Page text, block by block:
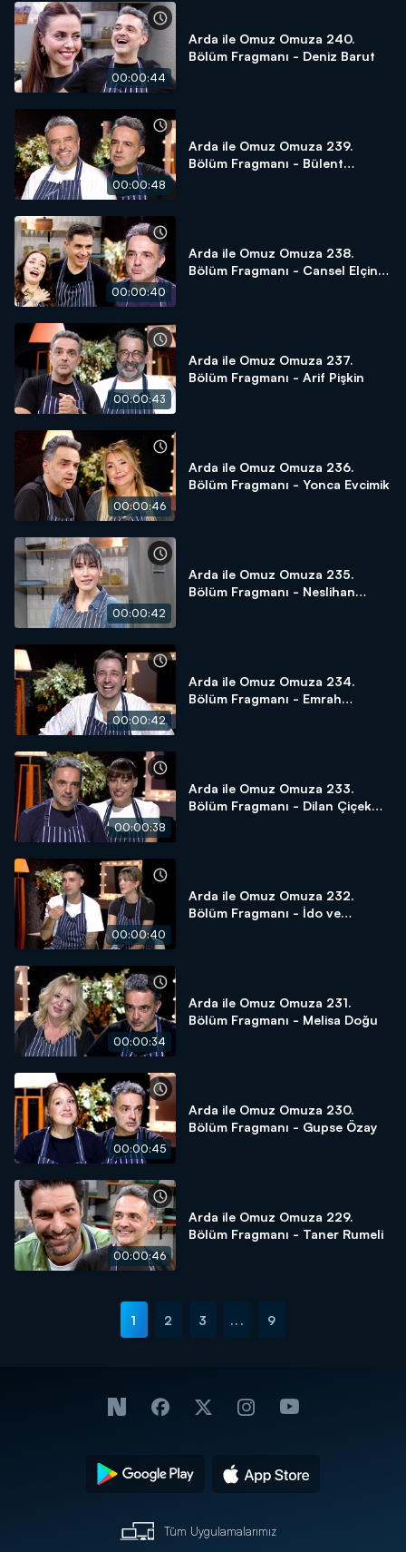
00:00:44
Arda ile Omuz Omuza 240.
Bölüm Fragmanı - Deniz Barut
00:00:48
Arda ile Omuz Omuza 239.
Bölüm Fragmanı - Bülent
00:00:40
Arda ile Omuz Omuza 238.
Bölüm Fragmanı - Cansel Elçin
00:00:43
Arda ile Omuz Omuza 237.
Bölüm Fragmanı - Arif Pişkin
00:00:46
Arda ile Omuz Omuza 236.
Bölüm Fragmanı - Yonca Evcimik
00:00:42
Arda ile Omuz Omuza 235.
Bölüm Fragmanı - Neslihan
00:00:42
Arda ile Omuz Omuza 234.
Bölüm Fragmanı - Emrah
00:00:38
Arda ile Omuz Omuza 233.
Bölüm Fragmanı - Dilan Çiçek
00:00:40
Arda ile Omuz Omuza 232.
Bölüm Fragmanı - İdo ve
00:00:34
Arda ile Omuz Omuza 231.
Bölüm Fragmanı - Melisa Doğu
00:00:45
Arda ile Omuz Omuza 230.
Bölüm Fragmanı - Gupse Özay
00:00:46
Arda ile Omuz Omuza 229.
Bölüm Fragmanı - Taner Rumeli
1 2 3 ... 9
Tüm Uygulamalarımız